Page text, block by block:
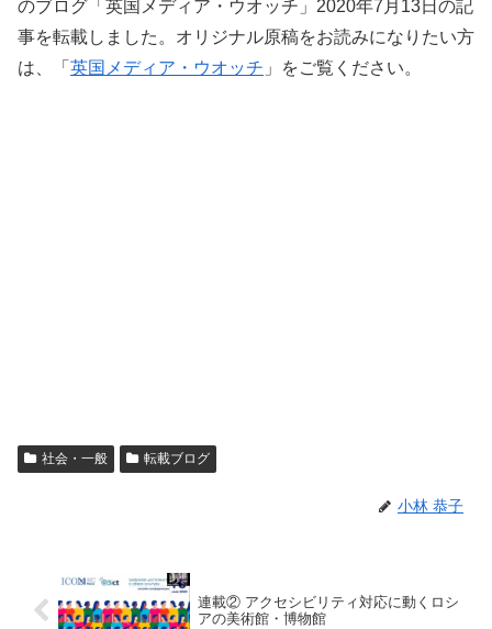
のブログ「英国メディア・ウオッチ」2020年7月13日の記
事を転載しました。オリジナル原稿をお読みになりたい方
は、「 英国メディア・ウオッチ 」をご覧ください。
社会・一般 転載ブログ
小林 恭子
連載② アクセシビリティ対応に動くロシ
アの美術館・博物館